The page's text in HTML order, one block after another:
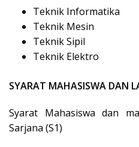
Teknik Informatika
Teknik Mesin
Teknik Sipil
Teknik Elektro
SYARAT MAHASISWA DAN
Syarat Mahasiswa dan
Sarjana (S1)